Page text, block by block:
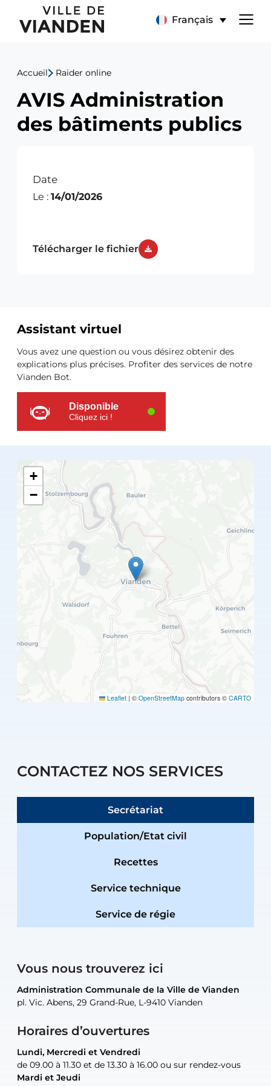
AVIS
Administration
des
bâtiments
publics
Français
Menu
navigation
principal
Accueil Raider online
AVIS Administration
des bâtiments publics
Date
Le : 14/01/2026
Télécharger le fichier
Ressources
supplémentaires
Assistant virtuel
Vous avez une question ou vous désirez obtenir des
explications plus précises. Profiter des services de notre
Vianden Bot.
Disponible
Cliquez ici !
+
−
Leaflet | © OpenStreetMap contributors © CARTO
CONTACTEZ NOS SERVICES
Secrétariat
Population/Etat civil
Recettes
Service technique
Service de régie
Vous nous trouverez ici
Administration Communale de la Ville de Vianden
pl. Vic. Abens, 29 Grand-Rue, L-9410 Vianden
Horaires d’ouvertures
Lundi, Mercredi et Vendredi
de 09.00 à 11.30 et de 13.30 à 16.00 ou sur rendez-vous
Mardi et Jeudi
Administration Communale de la Ville de Vianden
pl. Vic. Abens, 29 Grand-Rue, L-9410 Vianden
Lundi, Mercredi et Vendredi
de 09.00 à 11.30 et de 13.30 à 16.00 ou sur rendez-vous
Mardi et Jeudi
Administration Communale de la Ville de Vianden
pl. Vic. Abens, 29 Grand-Rue, L-9410 Vianden
uniquement sur rendez-vous
Administration Communale de la Ville de Vianden
pl. Vic. Abens, 29 Grand-Rue, L-9410 Vianden
uniquement sur rendez-vous
Atelier Communal de la Ville de Vianden
30, rue Neugarten, L-9422 Vianden
uniquement sur rendez-vous